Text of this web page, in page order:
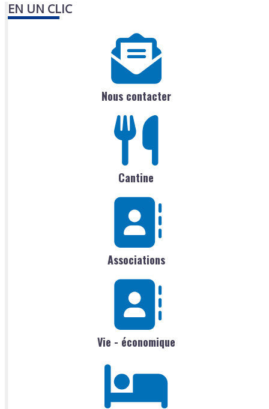
EN UN CLIC
Nous contacter
Cantine
Associations
Vie - économique